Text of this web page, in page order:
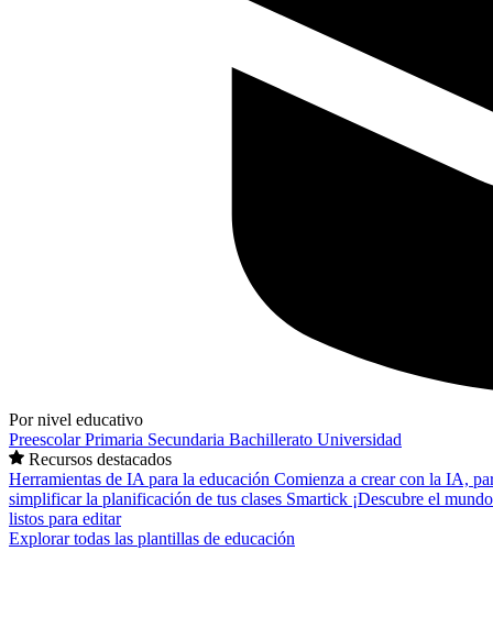
Por nivel educativo
PreescolarPrimaria Secundaria Bachillerato Universidad
Recursos destacados
Herramientas de IA para la educación Comienza a crear con la IA,
simplificar la planificación de tus clases Smartick ¡Descubre el
listos para editar
Explorar todas las plantillas de educación